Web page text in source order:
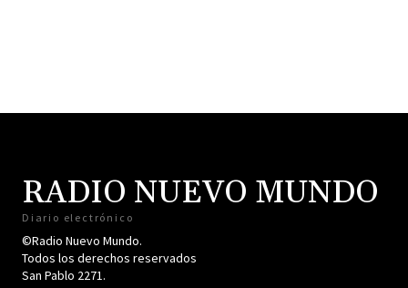
RADIO NUEVO MUNDO
Diario electrónico
©Radio Nuevo Mundo.
Todos los derechos reservados
San Pablo 2271.